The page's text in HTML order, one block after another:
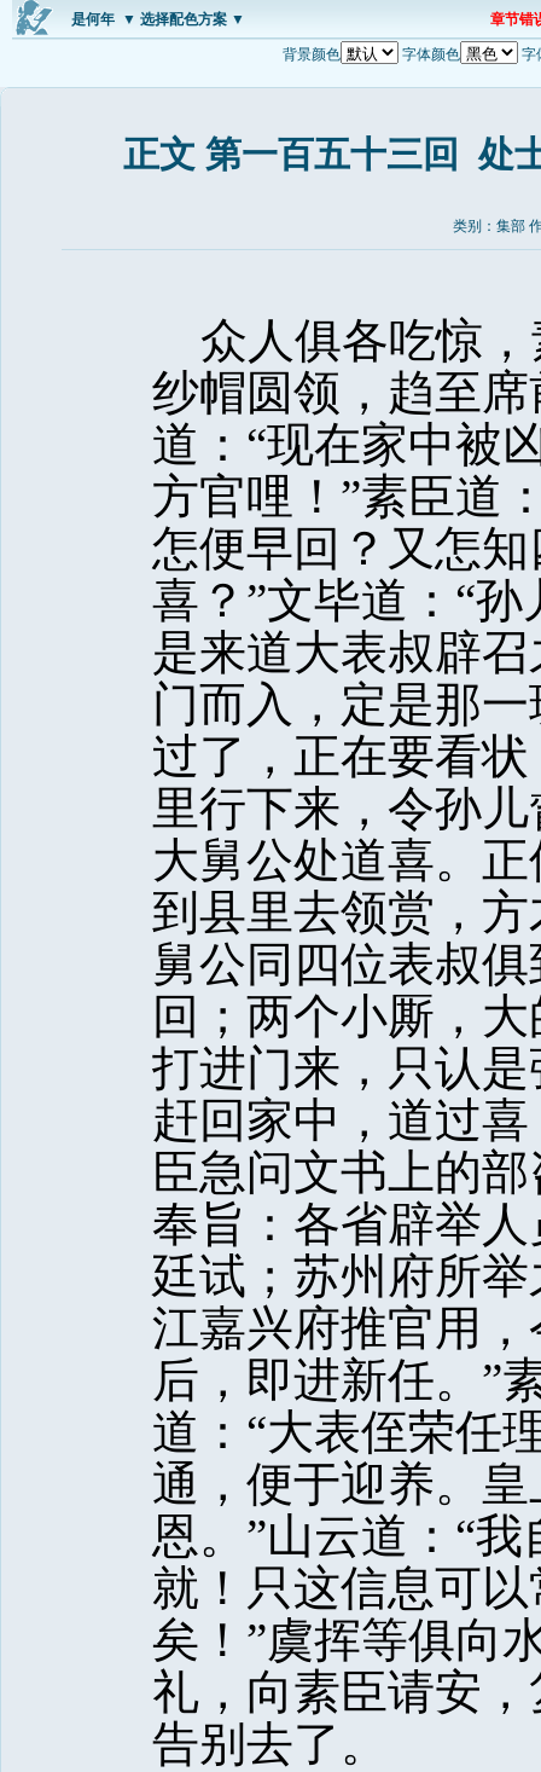
是何年 ▼ 选择配色方案 ▼ 章节错
背景颜色 字体颜色 字
正文 第一百五十三回 处
类别：集部
众人俱各吃惊，
纱帽圆领，趋至
道：“现在家中被
方官哩！”素臣道
怎便早回？又怎
喜？”文毕道：“
是来道大表叔辟
门而入，定是那
过了，正在要看
里行下来，令孙
大舅公处道喜。
到县里去领赏，
舅公同四位表叔
回；两个小厮，
打进门来，只认
赶回家中，道过
臣急问文书上的
奉旨：各省辟举
廷试；苏州府所
江嘉兴府推官用
后，即进新任。”
道：“大表侄荣任
通，便于迎养。
恩。”山云道：“
就！只这信息可
矣！”虞挥等俱向
礼，向素臣请安
告别去了。